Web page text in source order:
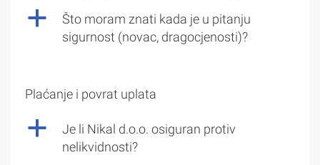
a
Što moram znati kada je u pitanju
sigurnost (novac, dragocjenosti)?
Plaćanje i povrat uplata
a
Je li Nikal d.o.o. osiguran protiv
nelikvidnosti?